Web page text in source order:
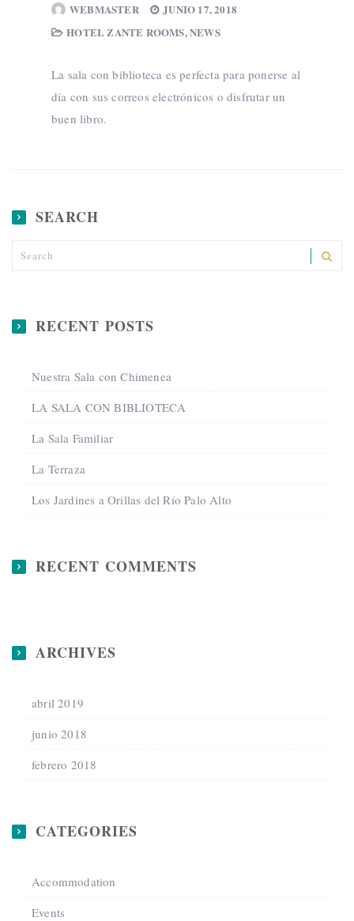
WEBMASTER
JUNIO 17, 2018
HOTEL ZANTE ROOMS,NEWS
La sala con biblioteca es perfecta para ponerse al
día con sus correos electrónicos o disfrutar un
buen libro.
SEARCH
RECENT POSTS
Nuestra Sala con Chimenea
LA SALA CON BIBLIOTECA
La Sala Familiar
La Terraza
Los Jardines a Orillas del Río Palo Alto
RECENT COMMENTS
ARCHIVES
abril 2019
junio 2018
febrero 2018
CATEGORIES
Accommodation
Events